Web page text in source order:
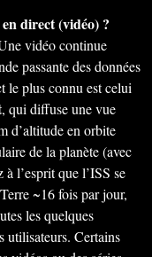
direct (vidéo) ?
vidéo continue
passante des données
le plus connu est celui
, qui diffuse une vue
d’altitude en orbite
de la planète (avec
l’esprit que l’ISS se
~16 fois par jour,
les quelques
utilisateurs. Certains